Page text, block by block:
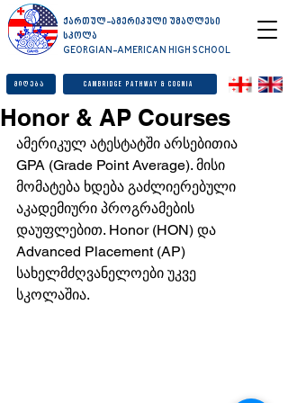
ქართულ-ამერიკული უმაღლესი
სკოლა
GEORGIAN-AMERICAN HIGH SCHOOL
მიღება Cambridge Pathway & Cognia
Honor & AP Courses
ამერიკულ ატესტატში არსებითია
GPA (Grade Point Average). მისი
მომატება ხდება გაძლიერებული
აკადემიური პროგრამების
დაუფლებით. Honor (HON) და
Advanced Placement (AP)
სახელმძღვანელოები უკვე
სკოლაშია.